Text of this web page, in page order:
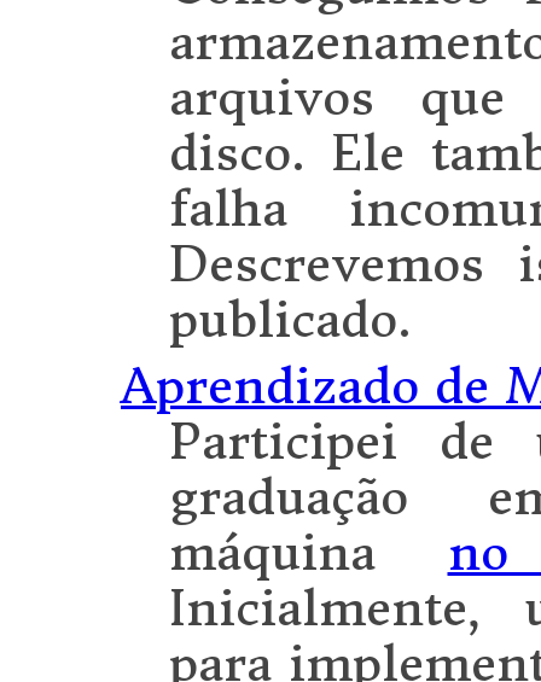
arquivos
disco. Ele
falha
publicado.
Aprendizado de
Participei de
graduação
máquina
Inicialmente,
para